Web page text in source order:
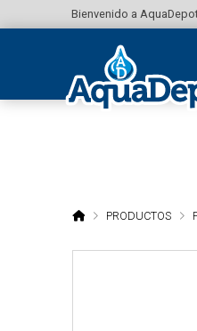
Bienvenido a
HOMEPRODUCTOS